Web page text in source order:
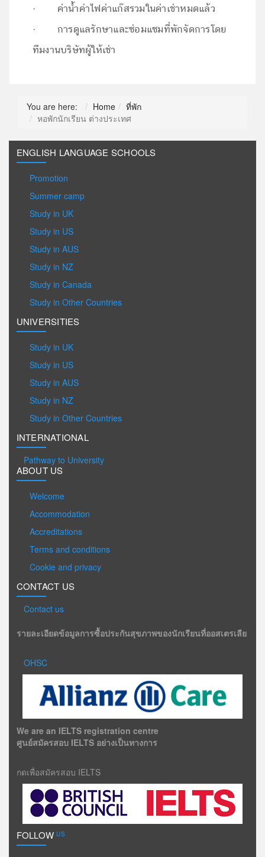
· ค่าน้ำค่าไฟค่าแก๊สรวมในค่าเช่าหมดแล้ว
· การดูแลรักษาและซ่อมแซมที่พักจัดการโดย
ทีมงานบริษัทผู้ให้เช่า
You are here: Home
ที่พัก
หอพักนักเรียน ต่างประเทศ
ENGLISH LANGUAGE SCHOOLS
Promotion
Summer camp
Study in UK
Study in US
Study in AUS
Study in NZ
Study in Canada
Study in Other Countries
UNIVERSITIES
Study in UK
Study in US
Study in AUS
Study in NZ
Study in Other Countries
INTERNATIONAL
Pathway to University
ABOUT US
Welcome
Accommodation
Accreditations
Terms and conditions
Cookie and privacy
CONTACT US
Contact us
รายละเอียดข้อมูลการซื้อประกันสุขภาพของนักเรียนที่ออสเตรเลีย
OHSC
We are an IELTS registration centre
ศูนย์สมัครสอบ IELTS อย่างเป็นทางการ
กดเพื่อสมัครสอบ IELTS
FOLLOWUS